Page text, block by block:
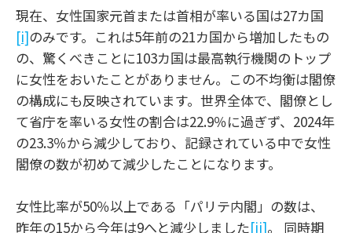
現在、女性国家元首または首相が率いる国は27カ国
[i]のみです。これは5年前の21カ国から増加したもの
の、驚くべきことに103カ国は最高執行機関のトップ
に女性をおいたことがありません。この不均衡は閣僚
の構成にも反映されています。世界全体で、閣僚とし
て省庁を率いる女性の割合は22.9％に過ぎず、2024年
の23.3％から減少しており、記録されている中で女性
閣僚の数が初めて減少したことになります。
女性比率が50％以上である「パリテ内閣」の数は、
昨年の15から今年は9へと減少しました[ii]。 同時期